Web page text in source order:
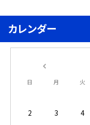
カレンダー
日 月 火
2
3 4